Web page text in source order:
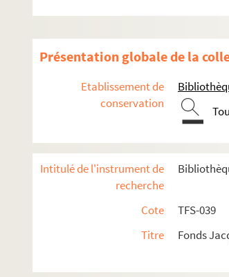
Présentation globale de la
Etablissement de
conservation
Intitulé de l'instrument de
recherche
Cote
TFS-039
Titre
Fonds
Documentation
Ecrivain
Scénariste
Radio
Distinctions
8-TFS-039-0625. Christophe